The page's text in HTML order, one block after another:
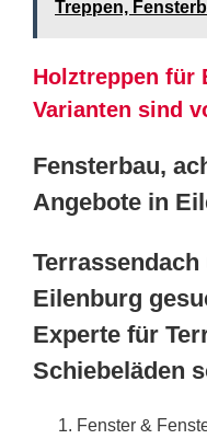
Treppen,
Holztreppen für
Varianten sind
Fensterbau,
Angebote in
Eilenburg
Experte für
Schiebeläden
Fenster &